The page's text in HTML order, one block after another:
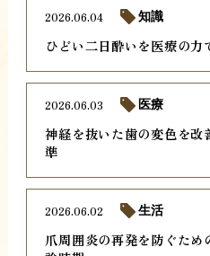
ひどい二日酔いを医療の
2026.06.04 知識
神経を抜いた歯の変色を改
準
2026.06.03 医療
爪周囲炎の再発を防ぐため
2026.06.02 生活